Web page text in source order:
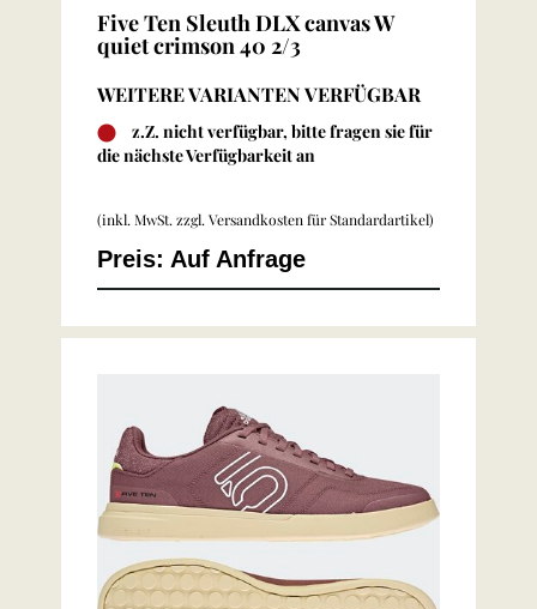
Five Ten Sleuth DLX canvas W
quiet crimson 40 2/3
WEITERE VARIANTEN VERFÜGBAR
z.Z. nicht verfügbar, bitte fragen sie für
die nächste Verfügbarkeit an
(inkl. MwSt. zzgl. Versandkosten für Standardartikel)
Preis: Auf Anfrage